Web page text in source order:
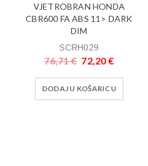
VJETROBRAN HONDA
CBR600 FA ABS 11> DARK
DIM
SCRH029
76,71€ 72,20 €
DODAJ U KOŠARICU